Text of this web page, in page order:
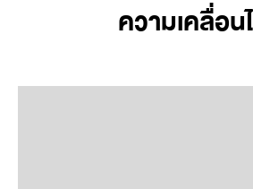
ความเคลื่อน